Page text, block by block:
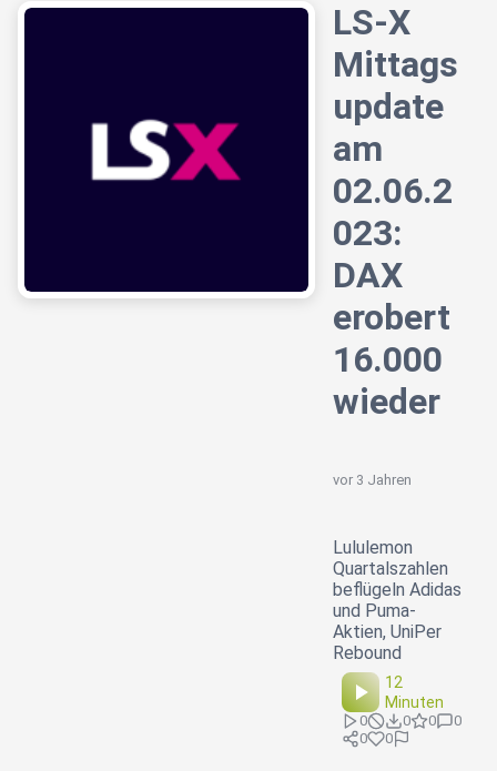
LS-X
Mittags
update
am
02.06.2
023:
DAX
erobert
16.000
wieder
vor 3 Jahren
Lululemon
Quartalszahlen
beflügeln Adidas
und Puma-
Aktien, UniPer
Rebound
12
Minuten
0 0 0
0
0
0